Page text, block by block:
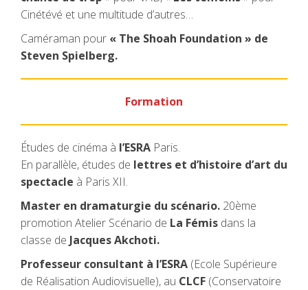
Cinétévé et une multitude d’autres…
Caméraman pour « The Shoah Foundation » de
Steven Spielberg.
Formation
Études de cinéma à l’ESRA Paris.
En parallèle, études de lettres et d’histoire d’art du
spectacle à Paris XII.
Master en dramaturgie du scénario. 20ème
promotion Atelier Scénario de La Fémis dans la
classe de Jacques Akchoti.
Professeur consultant à l’ESRA (Ecole Supérieure
de Réalisation Audiovisuelle), au CLCF (Conservatoire